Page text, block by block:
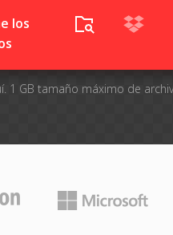
los
1 GB tamaño máximo de